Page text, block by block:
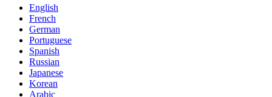
English
French
German
Portuguese
Spanish
Russian
Japanese
Korean
Arabic